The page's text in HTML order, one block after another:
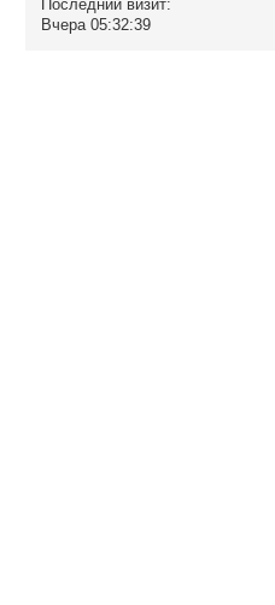
Последний визит:
Вчера 05:32:39